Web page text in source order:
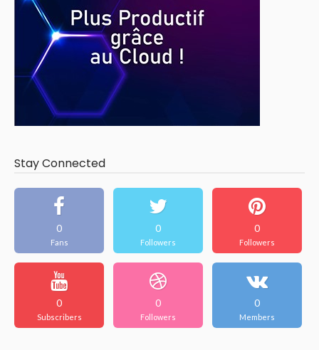
Stay Connected
0
Fans
0
Followers
0
Followers
0
Subscribers
0
Followers
0
Members